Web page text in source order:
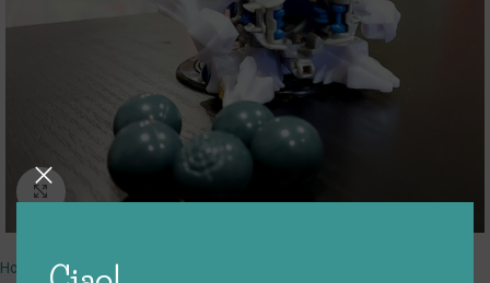
Click to enlarge
Home giocattoli rigenerati